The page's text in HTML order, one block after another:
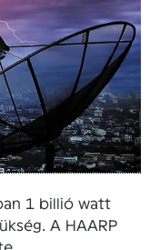
1 billió watt
A HAARP